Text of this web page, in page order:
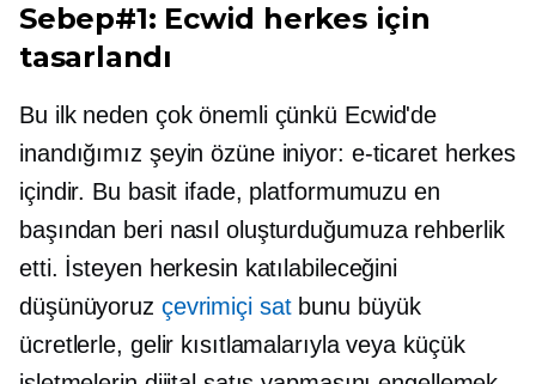
Sebep#1: Ecwid herkes için
tasarlandı
Bu ilk neden çok önemli çünkü Ecwid'de
inandığımız şeyin özüne iniyor: e-ticaret herkes
içindir. Bu basit ifade, platformumuzu en
başından beri nasıl oluşturduğumuza rehberlik
etti. İsteyen herkesin katılabileceğini
düşünüyoruz çevrimiçi satbunu büyük
ücretlerle, gelir kısıtlamalarıyla veya küçük